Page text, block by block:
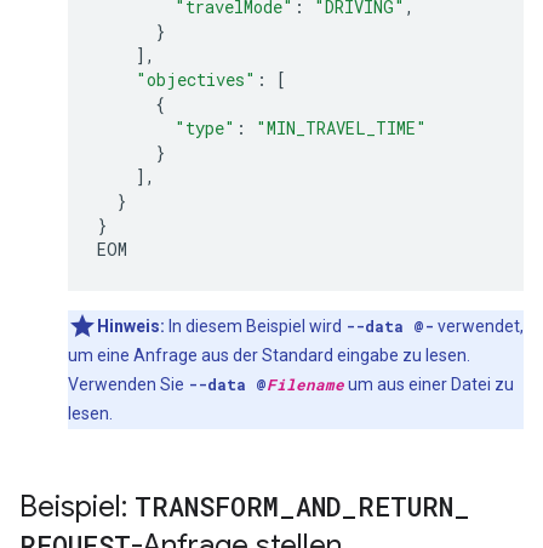
"travelMode" : "DRIVING" ,
}
],
"objectives" :
[
{
"type" :
"MIN_TRAVEL_TIME"
}
],
}
}
EOM
Hinweis: In diesem Beispiel wird --data @- verwendet,
um eine Anfrage aus der Standard eingabe zu lesen.
Verwenden Sie --data @Filenameum aus einer Datei zu
lesen.
Beispiel: TRANSFORM AND RETURN